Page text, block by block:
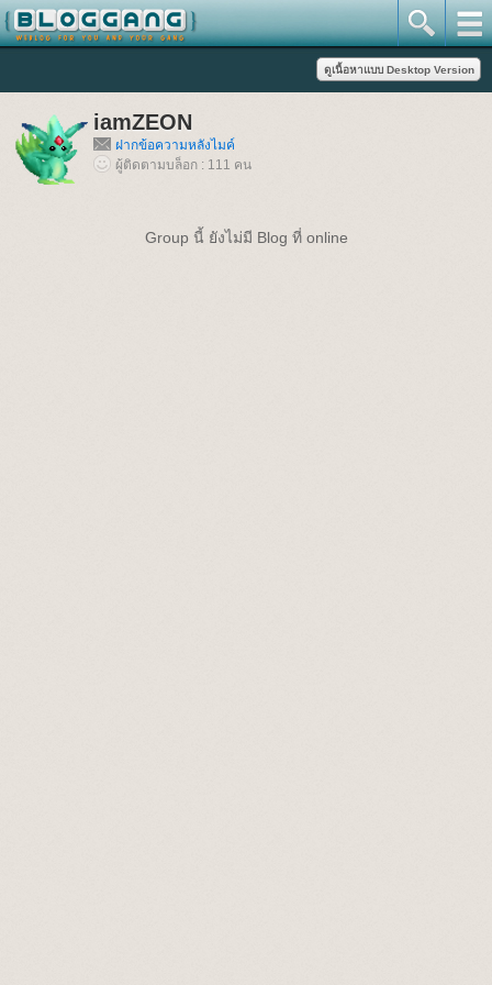
iamZEON
ฝากข้อความหลังไมค์
ผู้ติดตามบล็อก : 111 คน
Group นี้ ยังไม่มี Blog ที่ online